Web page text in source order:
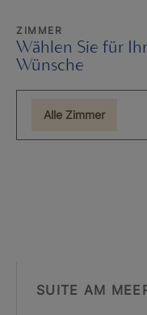
ZIMMER
Wählen Sie für
Wünsche
Alle Zimmer
SUITE AM